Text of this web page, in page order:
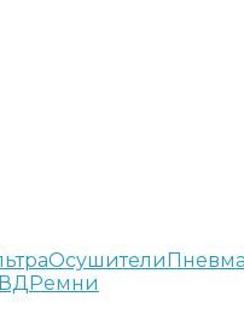
Осушители
Ремни